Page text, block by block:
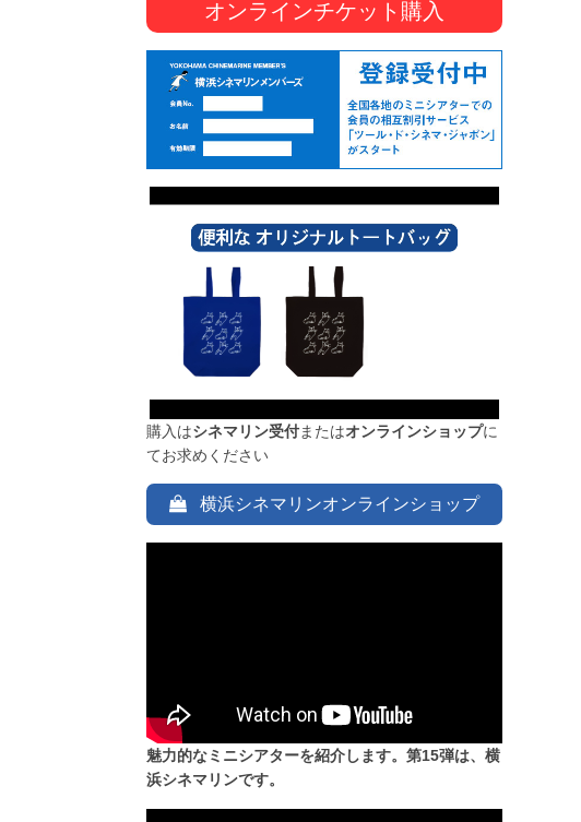
オンラインチケット購入
購入はシネマリン受付またはオンラインショップに
てお求めください
横浜シネマリンオンラインショップ
魅力的なミニシアターを紹介します。第15弾は、横
浜シネマリンです。